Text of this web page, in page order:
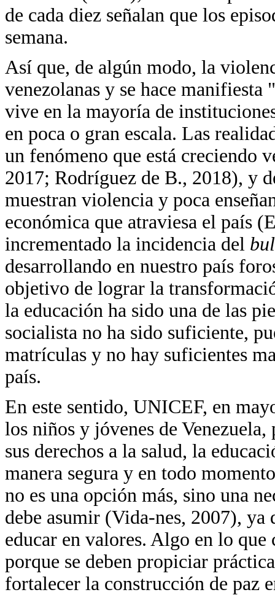
de cada diez señalan que los
semana.
Así que, de algún modo, la
venezolanas y se hace
vive en la mayoría de
en poca o gran escala. Las
un fenómeno que está creciendo
2017; Rodríguez de B., 2018), y
muestran violencia y poca
económica que atraviesa el país
incrementado la incidencia del
desarrollando en nuestro país
objetivo de lograr la
la educación ha sido una de las
socialista no ha sido suficiente,
matrículas y no hay suficientes
país.
En este sentido, UNICEF, en
los niños y jóvenes de
sus derechos a la salud, la
manera segura y en todo
no es una opción más, sino una
debe asumir (Vida-nes, 2007), ya
educar en valores. Algo en lo
porque se deben propiciar
fortalecer la construcción de paz